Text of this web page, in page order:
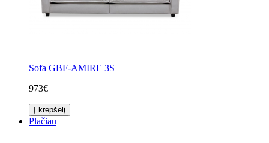
Sofa GBF-AMIRE 3S
973€
Į krepšelį
Plačiau